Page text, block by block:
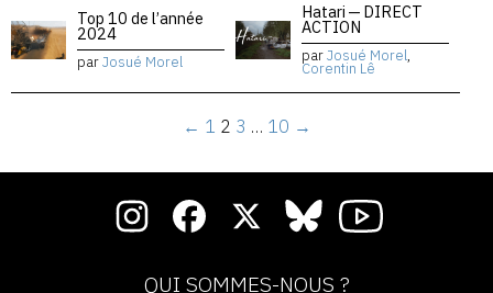
Top 10 de l’année
2024
parJosué Morel
Hatari — DIRECT
ACTION
parJosué Morel,
Corentin Lê
← 1 2 3 … 10 →
QUI SOMMES-NOUS ?